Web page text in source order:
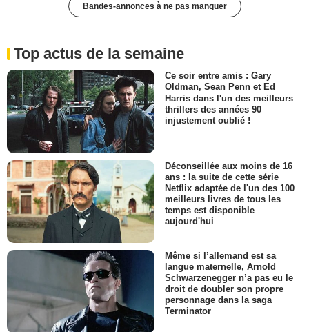
Bandes-annonces à ne pas manquer
Top actus de la semaine
Ce soir entre amis : Gary
Oldman, Sean Penn et Ed
Harris dans l'un des meilleurs
thrillers des années 90
injustement oublié !
Déconseillée aux moins de 16
ans : la suite de cette série
Netflix adaptée de l'un des 100
meilleurs livres de tous les
temps est disponible
aujourd'hui
Même si l’allemand est sa
langue maternelle, Arnold
Schwarzenegger n’a pas eu le
droit de doubler son propre
personnage dans la saga
Terminator